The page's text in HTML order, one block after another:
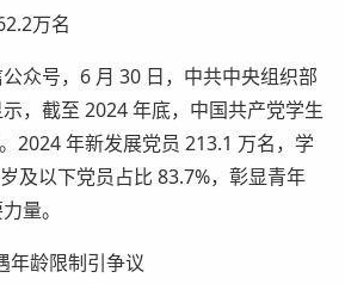
万名
号，6 月 30 日，中共中央组织部
，截至 2024 年底，中国共产党学生
2024 年新发展党员 213.1 万名，学
及以下党员占比 83.7%，彰显青年
量。
龄限制引争议